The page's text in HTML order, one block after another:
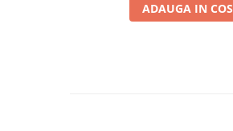
ADAUGA IN COS